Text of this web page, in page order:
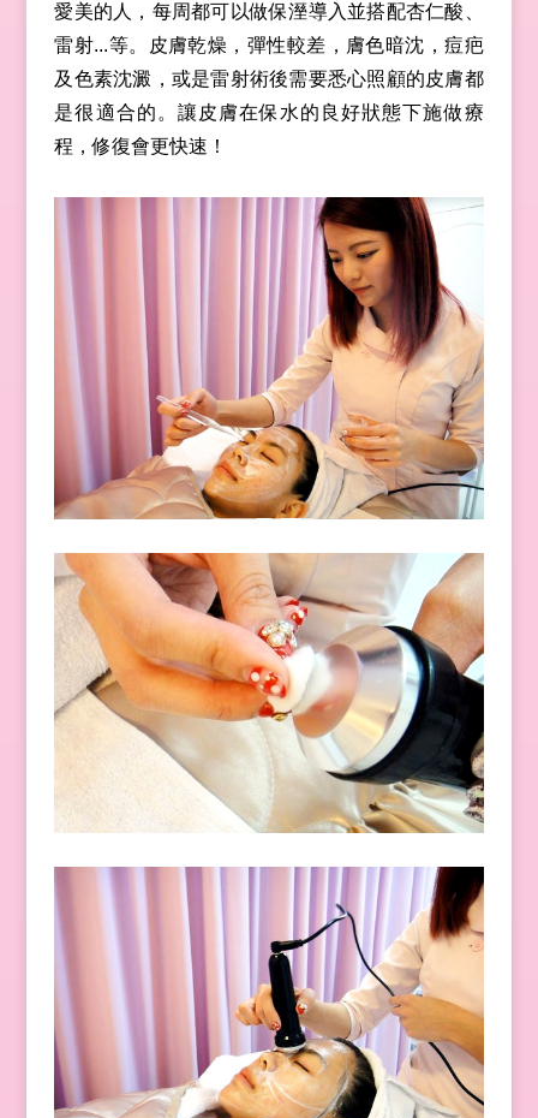
愛美的人，每周都可以做保溼導入並搭配杏仁酸、
雷射...等。皮膚乾燥，彈性較差，膚色暗沈，痘疤
及色素沈澱，或是雷射術後需要悉心照顧的皮膚都
是很適合的。讓皮膚在保水的良好狀態下施做療
程，修復會更快速！